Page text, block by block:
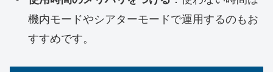
機内モードやシアターモードで運用するのもお
すすめです。